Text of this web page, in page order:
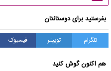
بفرستید برای دوستانتان
تلگرام توییتر فیسبوک
هم اکنون گوش کنید